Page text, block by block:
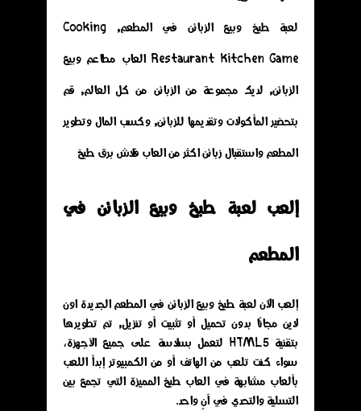
لعبة طبخ وبيع الزبائن في المطعم, Cooking
Restaurant Kitchen Game العاب مطاعم وبيع
الزبائن, لديك مجموعة من الزبائن من كل العالم, قم
بتحضير المأكولات وتقديمها للزبائن, وكسب المال وتطوير
المطعم واستقبال زبائن اكثر من العاب فلاش برق طبخ
إلعب لعبة طبخ وبيع الزبائن في
المطعم
إلعب الآن لعبة طبخ وبيع الزبائن في المطعم الجديدة اون
لاين مجانًا بدون تحميل أو تثبيت أو تنزيل, تم تطويرها
بتقنية HTML5 لتعمل بسلاسة على جميع الأجهزة،
سواء كنت تلعب من الهاتف أو من الكمبيوتر إبدأ اللعب
بألعاب مشابهة في العاب طبخ المميزة التي تجمع بين
التسلية والتحدي في آنٍ واحد.